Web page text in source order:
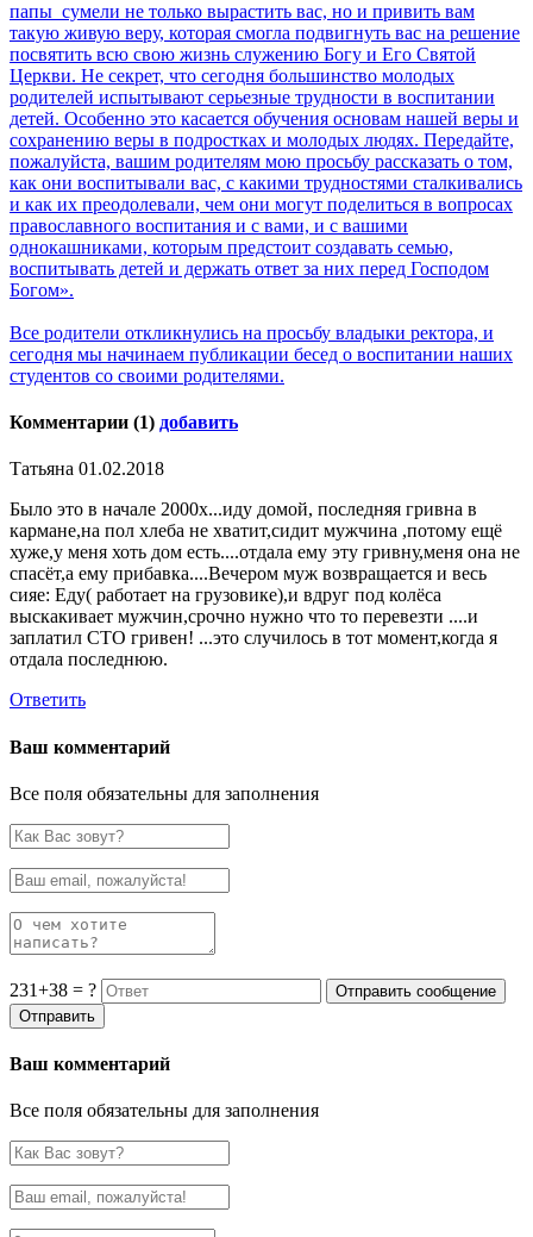
папы сумели не только вырастить вас, но и привить вам
такую живую веру, которая смогла подвигнуть вас на решение
посвятить всю свою жизнь служению Богу и Его Святой
Церкви. Не секрет, что сегодня большинство молодых
родителей испытывают серьезные трудности в воспитании
детей. Особенно это касается обучения основам нашей веры и
сохранению веры в подростках и молодых людях. Передайте,
пожалуйста, вашим родителям мою просьбу рассказать о том,
как они воспитывали вас, с какими трудностями сталкивались
и как их преодолевали, чем они могут поделиться в вопросах
православного воспитания и с вами, и с вашими
однокашниками, которым предстоит создавать семью,
воспитывать детей и держать ответ за них перед Господом
Богом».
Все родители откликнулись на просьбу владыки ректора, и
сегодня мы начинаем публикации бесед о воспитании наших
студентов со своими родителями.
Комментарии (1) добавить
Татьяна 01.02.2018
Было это в начале 2000х...иду домой, последняя гривна в
кармане,на пол хлеба не хватит,сидит мужчина ,потому ещё
хуже,у меня хоть дом есть....отдала ему эту гривну,меня она не
спасёт,а ему прибавка....Вечером муж возвращается и весь
сияе: Еду( работает на грузовике),и вдруг под колёса
выскакивает мужчин,срочно нужно что то перевезти ....и
заплатил СТО гривен! ...это случилось в тот момент,когда я
отдала последнюю.
Ответить
Ваш комментарий
Все поля обязательны для заполнения
231+38 = ?
Ваш комментарий
Все поля обязательны для заполнения